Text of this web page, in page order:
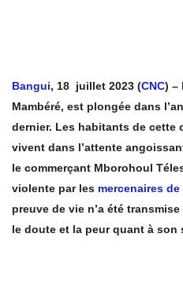
Bangui, 18 juillet 2023 (CNC) –
Mambéré, est plongée dans
dernier. Les habitants de cette
vivent dans l’attente
le commerçant Mborohoul
violente par les mercenaires de
preuve de vie n’a été
le doute et la peur quant à son